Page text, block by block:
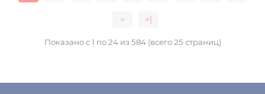
> >|
Показано с 1 по 24 из 584 (всего 25 страниц)